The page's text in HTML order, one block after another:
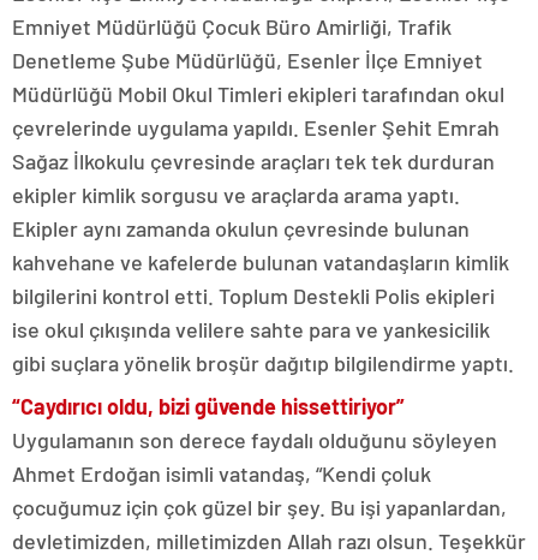
Emniyet Müdürlüğü Çocuk Büro Amirliği, Trafik
Denetleme Şube Müdürlüğü, Esenler İlçe Emniyet
Müdürlüğü Mobil Okul Timleri ekipleri tarafından okul
çevrelerinde uygulama yapıldı. Esenler Şehit Emrah
Sağaz İlkokulu çevresinde araçları tek tek durduran
ekipler kimlik sorgusu ve araçlarda arama yaptı.
Ekipler aynı zamanda okulun çevresinde bulunan
kahvehane ve kafelerde bulunan vatandaşların kimlik
bilgilerini kontrol etti. Toplum Destekli Polis ekipleri
ise okul çıkışında velilere sahte para ve yankesicilik
gibi suçlara yönelik broşür dağıtıp bilgilendirme yaptı.
“Caydırıcı oldu, bizi güvende hissettiriyor”
Uygulamanın son derece faydalı olduğunu söyleyen
Ahmet Erdoğan isimli vatandaş, “Kendi çoluk
çocuğumuz için çok güzel bir şey. Bu işi yapanlardan,
devletimizden, milletimizden Allah razı olsun. Teşekkür